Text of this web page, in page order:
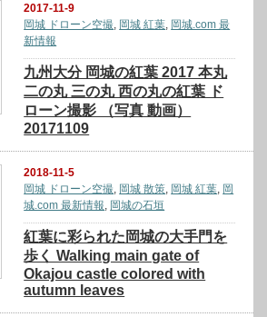
2017-11-9
岡城 ドローン空撮 岡城 紅葉 岡城.com 最
新情報
九州大分 岡城の紅葉 2017 本丸
二の丸 三の丸 西の丸の紅葉 ド
ローン撮影 （写真 動画）
20171109
2018-11-5
岡城 ドローン空撮 岡城 散策 岡城 紅葉 岡
城.com 最新情報 岡城の石垣
紅葉に彩られた岡城の大手門を
歩く Walking main gate of
Okajou castle colored with
autumn leaves